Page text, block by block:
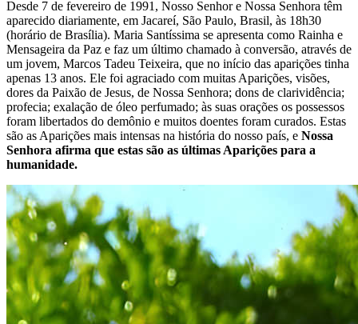
Desde 7 de fevereiro de 1991, Nosso Senhor e Nossa Senhora têm
aparecido diariamente, em Jacareí, São Paulo, Brasil, às 18h30
(horário de Brasília). Maria Santíssima se apresenta como Rainha e
Mensageira da Paz e faz um último chamado à conversão, através de
um jovem, Marcos Tadeu Teixeira, que no início das aparições tinha
apenas 13 anos. Ele foi agraciado com muitas Aparições, visões,
dores da Paixão de Jesus, de Nossa Senhora; dons de clarividência;
profecia; exalação de óleo perfumado; às suas orações os possessos
foram libertados do demônio e muitos doentes foram curados. Estas
são as Aparições mais intensas na história do nosso país, e Nossa
Senhora afirma que estas são as últimas Aparições para a
humanidade.